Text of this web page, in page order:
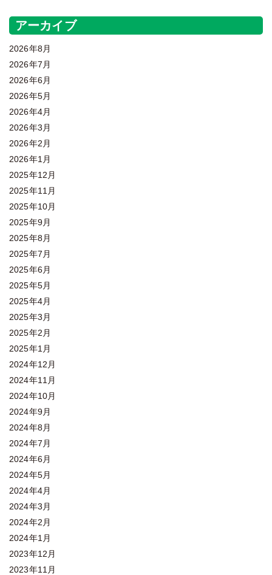
アーカイブ
2026年8月
2026年7月
2026年6月
2026年5月
2026年4月
2026年3月
2026年2月
2026年1月
2025年12月
2025年11月
2025年10月
2025年9月
2025年8月
2025年7月
2025年6月
2025年5月
2025年4月
2025年3月
2025年2月
2025年1月
2024年12月
2024年11月
2024年10月
2024年9月
2024年8月
2024年7月
2024年6月
2024年5月
2024年4月
2024年3月
2024年2月
2024年1月
2023年12月
2023年11月